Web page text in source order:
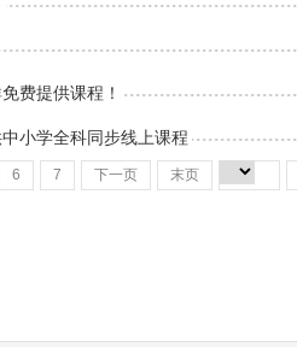
费提供课程！
小学全科同步线上课程
6 7 下一页 末页